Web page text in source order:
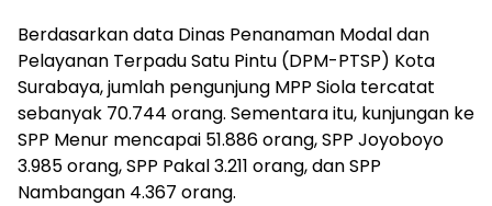
Berdasarkan data Dinas Penanaman Modal dan
Pelayanan Terpadu Satu Pintu (DPM-PTSP) Kota
Surabaya, jumlah pengunjung MPP Siola tercatat
sebanyak 70.744 orang. Sementara itu, kunjungan ke
SPP Menur mencapai 51.886 orang, SPP Joyoboyo
3.985 orang, SPP Pakal 3.211 orang, dan SPP
Nambangan 4.367 orang.